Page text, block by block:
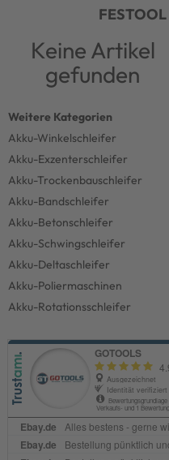
FESTOOL
Keine Artikel
gefunden
Akku-Winkelschleifer
Akku-Exzenterschleifer
Akku-Trockenbauschleifer
Akku-Bandschleifer
Akku-Betonschleifer
Akku-Schwingschleifer
Akku-Deltaschleifer
Akku-Poliermaschinen
Akku-Rotationsschleifer